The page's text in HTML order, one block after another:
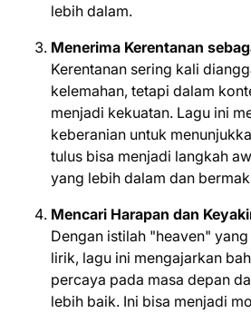
lebih dalam.
Menerima Kerentanan
Kerentanan sering kali
kelemahan, tetapi dalam
menjadi kekuatan. Lagu ini
keberanian untuk
tulus bisa menjadi langkah
yang lebih dalam dan
Mencari Harapan dan
Dengan istilah "heaven"
lirik, lagu ini mengajarkan
percaya pada masa depan
lebih baik. Ini bisa menjadi